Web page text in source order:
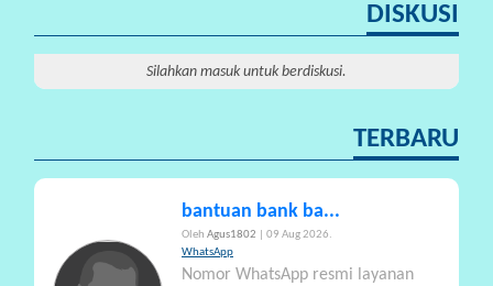
DISKUSI
Silahkan masuk untuk berdiskusi.
TERBARU
bantuan bank ba...
Oleh Agus1802
| 09 Aug 2026.
WhatsApp
Nomor WhatsApp resmi layanan